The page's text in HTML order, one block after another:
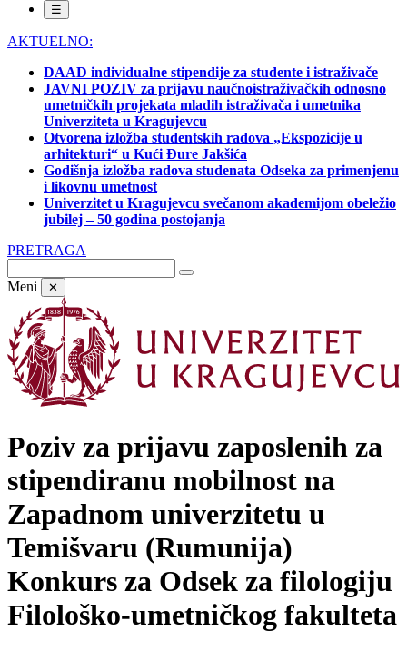
☰
AKTUELNO:
DAAD individualne stipendije za studente i istraživače
JAVNI POZIV za prijavu naučnoistraživačkih odnosno
umetničkih projekata mladih istraživača i umetnika
Univerziteta u Kragujevcu
Otvorena izložba studentskih radova „Ekspozicije u
arhitekturi“ u Kući Đure Jakšića
Godišnja izložba radova studenata Odseka za primenjenu
i likovnu umetnost
Univerzitet u Kragujevcu svečanom akademijom obeležio
jubilej – 50 godina postojanja
PRETRAGA
Meni ✕
Poziv za prijavu zaposlenih za
stipendiranu mobilnost na
Zapadnom univerzitetu u
Temišvaru (Rumunija)
Konkurs za Odsek za filologiju
Filološko-umetničkog fakulteta